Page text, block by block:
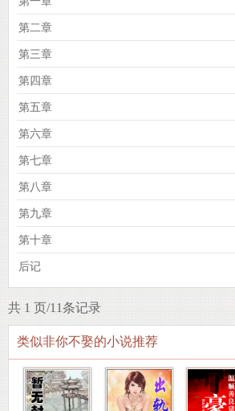
第二章
第三章
第四章
第五章
第六章
第七章
第八章
第九章
第十章
后记
共 1 页/11条记录
类似非你不娶的小说推荐